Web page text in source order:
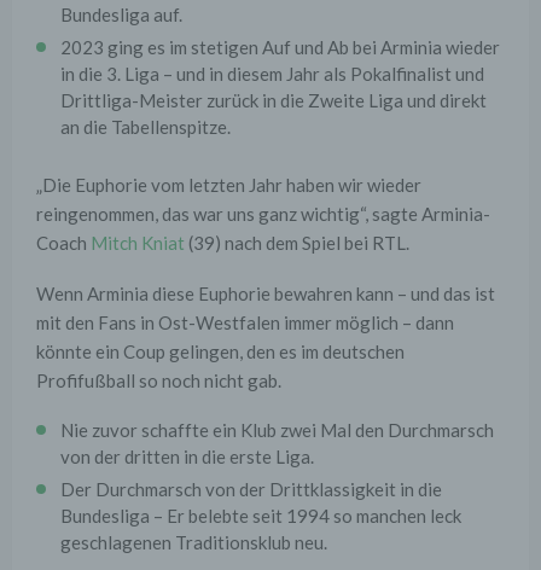
Bundesliga auf.
2023 ging es im stetigen Auf und Ab bei Arminia wieder
in die 3. Liga – und in diesem Jahr als Pokalfinalist und
Drittliga-Meister zurück in die Zweite Liga und direkt
an die Tabellenspitze.
„Die Euphorie vom letzten Jahr haben wir wieder
reingenommen, das war uns ganz wichtig“, sagte Arminia-
Coach Mitch Kniat (39) nach dem Spiel bei RTL.
Wenn Arminia diese Euphorie bewahren kann – und das ist
mit den Fans in Ost-Westfalen immer möglich – dann
könnte ein Coup gelingen, den es im deutschen
Profifußball so noch nicht gab.
Nie zuvor schaffte ein Klub zwei Mal den Durchmarsch
von der dritten in die erste Liga.
Der Durchmarsch von der Drittklassigkeit in die
Bundesliga – Er belebte seit 1994 so manchen leck
geschlagenen Traditionsklub neu.